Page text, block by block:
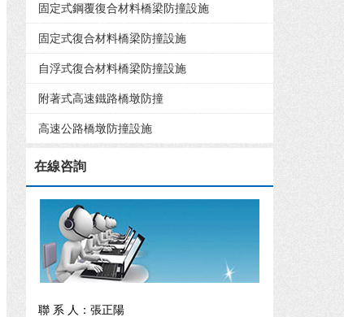
固定式鋼覆復合材料橋梁防撞設施
固定式復合材料橋梁防撞設施
自浮式復合材料橋梁防撞設施
附著式高速鐵路橋墩防撞
高速公路橋墩防撞設施
在線咨詢
聯 系 人：張正陽